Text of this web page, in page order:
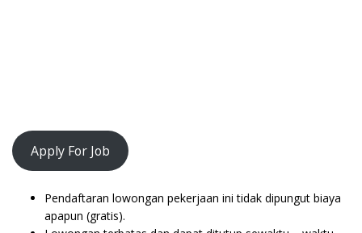
Apply For Job
Pendaftaran lowongan pekerjaan ini tidak dipungut biaya
apapun (gratis).